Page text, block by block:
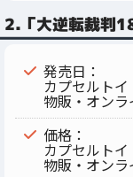
2.「大逆転裁判
発売日：
カプセルト
物販・オン
価格：
カプセルト
物販・オン